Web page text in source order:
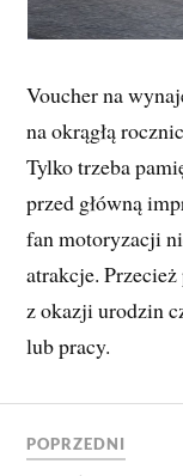
Voucher na
na okrągłą
Tylko trzeba
przed główną
fan motoryzacji
atrakcje.
z okazji urodzin
lub pracy.
POPRZEDNI